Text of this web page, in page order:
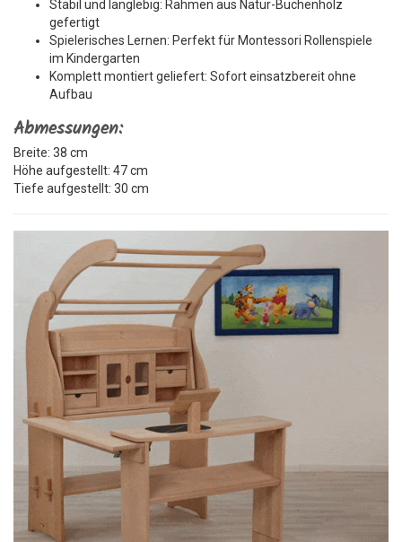
Stabil und langlebig: Rahmen aus Natur-Buchenholz
gefertigt
Spielerisches Lernen: Perfekt für Montessori Rollenspiele
im Kindergarten
Komplett montiert geliefert: Sofort einsatzbereit ohne
Aufbau
Abmessungen:
Breite: 38 cm
Höhe aufgestellt: 47 cm
Tiefe aufgestellt: 30 cm